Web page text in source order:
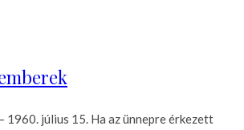
1960. július 15. Ha az ünnepre érkezett